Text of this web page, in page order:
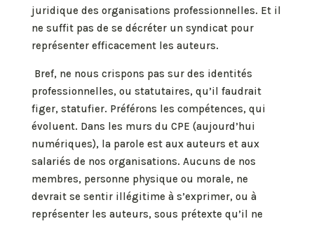
juridique des organisations professionnelles. Et il
ne suffit pas de se décréter un syndicat pour
représenter efficacement les auteurs.
Bref, ne nous crispons pas sur des identités
professionnelles, ou statutaires, qu’il faudrait
figer, statufier. Préférons les compétences, qui
évoluent. Dans les murs du CPE (aujourd’hui
numériques), la parole est aux auteurs et aux
salariés de nos organisations. Aucuns de nos
membres, personne physique ou morale, ne
devrait se sentir illégitime à s’exprimer, ou à
représenter les auteurs, sous prétexte qu’il ne